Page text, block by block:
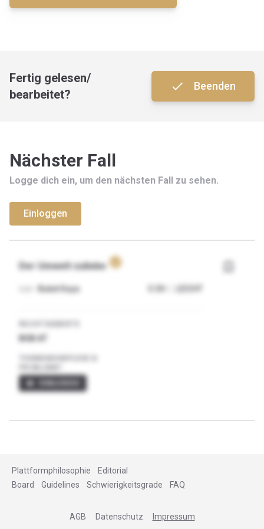
Fertig gelesen/
bearbeitet?
done Beenden
Nächster Fall
Logge dich ein, um den nächsten Fall zu sehen.
Einloggen
Der Umwelt zuliebe verified
Buket Kaya
BGB AT
Plattformphilosophie
Editorial
Board
Guidelines Schwierigkeitsgrade FAQ
AGB Datenschutz
Impressum